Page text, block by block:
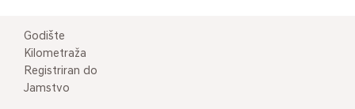
Godište
Kilometraža
Registriran do
Jamstvo